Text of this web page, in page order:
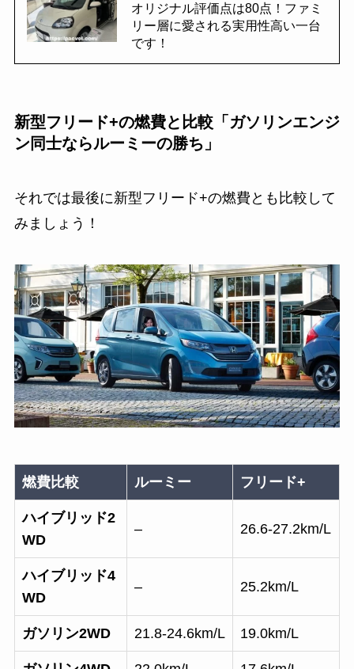
オリジナル評価点は80点！ファミ
リー層に愛される実用性高い一台
です！
新型フリード+の燃費と比較「ガソリンエンジ
ン同士ならルーミーの勝ち」
それでは最後に新型フリード+の燃費とも比較して
みましょう！
燃費比較 ルーミー フリード+
ハイブリッド2
WD
– 26.6-27.2km/L
ハイブリッド4
WD
– 25.2km/L
ガソリン2WD 21.8-24.6km/L 19.0km/L